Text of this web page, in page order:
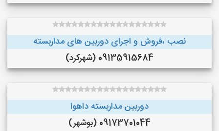
نصب ،فروش و اجرای دوربین های مداربسته
09135915684 (شهرکرد)
دوربین مداربسته داهوا
09173701044 (بوشهر)